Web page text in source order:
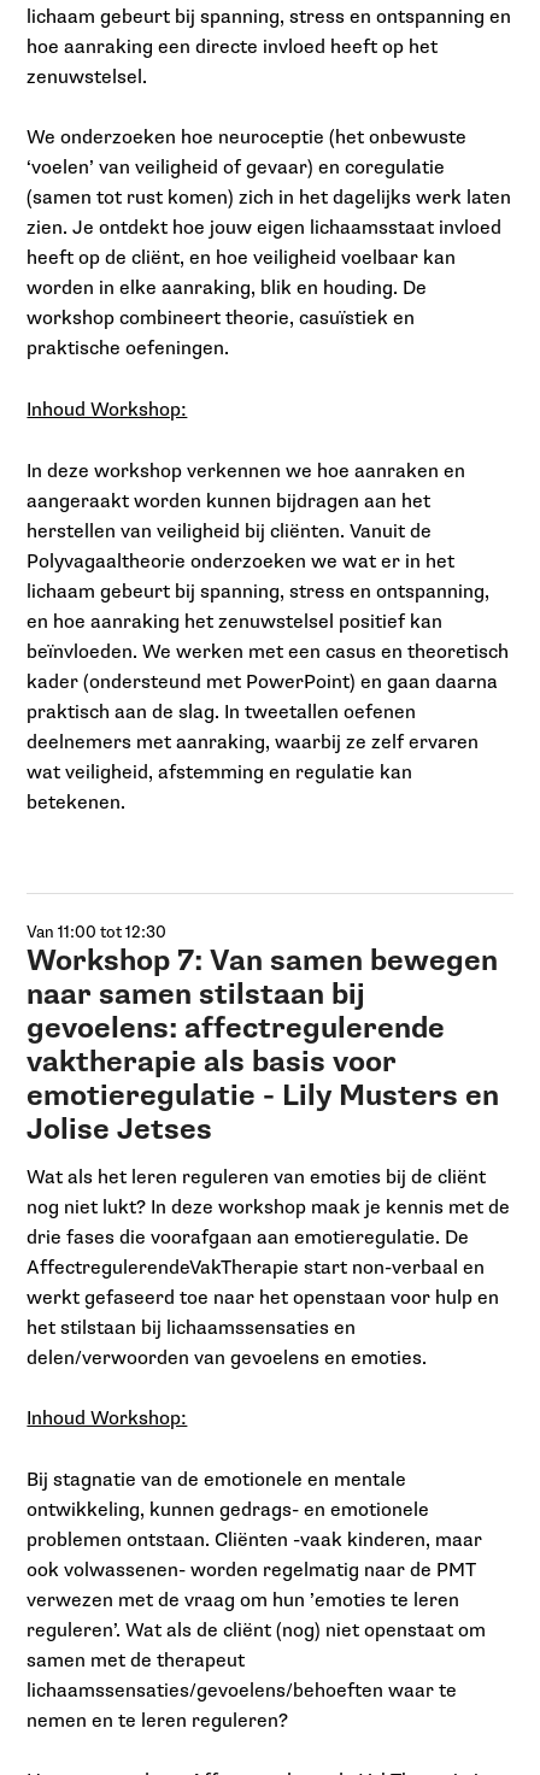
lichaam gebeurt bij spanning, stress en ontspanning en
hoe aanraking een directe invloed heeft op het
zenuwstelsel.
We onderzoeken hoe neuroceptie (het onbewuste
‘voelen’ van veiligheid of gevaar) en coregulatie
(samen tot rust komen) zich in het dagelijks werk laten
zien. Je ontdekt hoe jouw eigen lichaamsstaat invloed
heeft op de cliënt, en hoe veiligheid voelbaar kan
worden in elke aanraking, blik en houding. De
workshop combineert theorie, casuïstiek en
praktische oefeningen.
Inhoud Workshop:
In deze workshop verkennen we hoe aanraken en
aangeraakt worden kunnen bijdragen aan het
herstellen van veiligheid bij cliënten. Vanuit de
Polyvagaaltheorie onderzoeken we wat er in het
lichaam gebeurt bij spanning, stress en ontspanning,
en hoe aanraking het zenuwstelsel positief kan
beïnvloeden. We werken met een casus en theoretisch
kader (ondersteund met PowerPoint) en gaan daarna
praktisch aan de slag. In tweetallen oefenen
deelnemers met aanraking, waarbij ze zelf ervaren
wat veiligheid, afstemming en regulatie kan
betekenen.
Van 11:00 tot 12:30
Workshop 7: Van samen bewegen
naar samen stilstaan bij
gevoelens: affectregulerende
vaktherapie als basis voor
emotieregulatie - Lily Musters en
Jolise Jetses
Wat als het leren reguleren van emoties bij de cliënt
nog niet lukt? In deze workshop maak je kennis met de
drie fases die voorafgaan aan emotieregulatie. De
AffectregulerendeVakTherapie start non-verbaal en
werkt gefaseerd toe naar het openstaan voor hulp en
het stilstaan bij lichaamssensaties en
delen/verwoorden van gevoelens en emoties.
Inhoud Workshop:
Bij stagnatie van de emotionele en mentale
ontwikkeling, kunnen gedrags- en emotionele
problemen ontstaan. Cliënten -vaak kinderen, maar
ook volwassenen- worden regelmatig naar de PMT
verwezen met de vraag om hun ’emoties te leren
reguleren’. Wat als de cliënt (nog) niet openstaat om
samen met de therapeut
lichaamssensaties/gevoelens/behoeften waar te
nemen en te leren reguleren?